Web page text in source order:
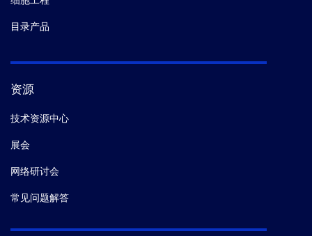
目录产品
资源
技术资源中心
展会
网络研讨会
常见问题解答